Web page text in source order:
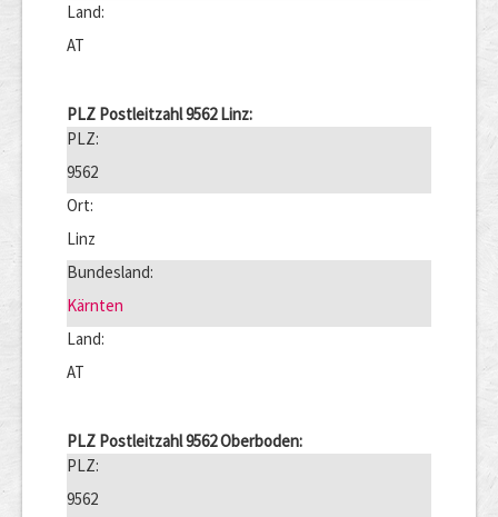
Land:
AT
PLZ Postleitzahl 9562 Linz:
PLZ:
9562
Ort:
Linz
Bundesland:
Kärnten
Land:
AT
PLZ Postleitzahl 9562 Oberboden:
PLZ:
9562